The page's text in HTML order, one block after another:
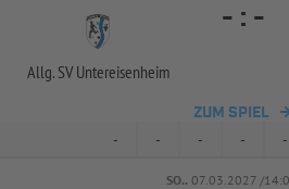
Allg. SV Untereisenheim
- : -
ZUM SPIEL
- - - - -
SO.. 07.03.2027 /